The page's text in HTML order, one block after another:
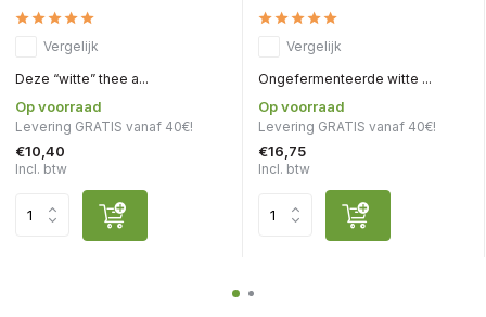
Vergelijk
Deze “witte” thee a...
Op voorraad
Levering GRATIS vanaf 40€!
€10,40
Incl. btw
Vergelijk
Ongefermenteerde witte ...
Op voorraad
Levering GRATIS vanaf 40€!
€16,75
Incl. btw